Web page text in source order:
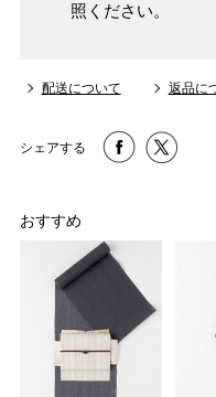
店舗で採寸（お近くの
サイズ
照ください。
配送について 返品に
シェアする
おすすめ